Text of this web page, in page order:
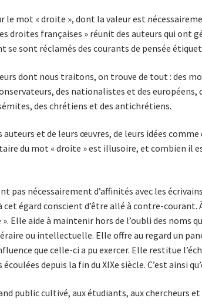
le mot « droite », dont la valeur est
droites françaises » réunit des auteurs qui ont
se sont réclamés des courants de pensée
dont nous traitons, on trouve de tout : des
des nationalistes et des européens,
des chrétiens et des antichrétiens.
et de leurs œuvres, de leurs idées
du mot « droite » est illusoire, et combien il
pas nécessairement d’affinités avec les
cet égard conscient d’être allé à contre-
Elle aide à maintenir hors de l’oubli des noms
ou intellectuelle. Elle offre au regard un
que celle-ci a pu exercer. Elle restitue
depuis la fin du XIXe siècle. C’est ainsi
public cultivé, aux étudiants, aux chercheurs